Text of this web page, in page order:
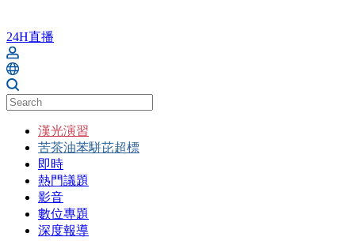
24H直播
漢光演習
苦茶油苯駢芘超標
即時
熱門議題
影音
數位專題
深度報導